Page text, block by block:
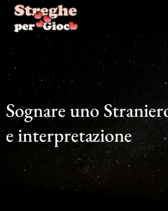
contenuto
Sognare uno
e interpretazione